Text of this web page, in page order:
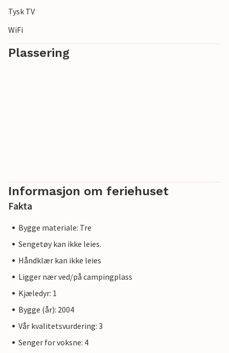
Tysk TV
WiFi
Plassering
Informasjon om feriehuset
Fakta
Bygge materiale: Tre
Sengetøy kan ikke leies.
Håndklær kan ikke leies
Ligger nær ved/på campingplass
Kjæledyr: 1
Bygge (år): 2004
Vår kvalitetsvurdering: 3
Senger for voksne: 4